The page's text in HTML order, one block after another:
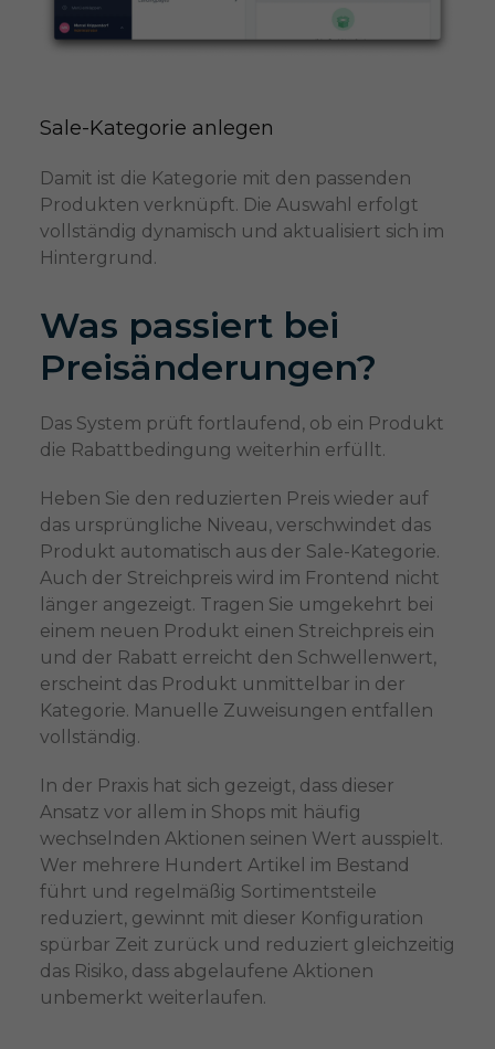
Sale-Kategorie anlegen
Damit ist die Kategorie mit den passenden
Produkten verknüpft. Die Auswahl erfolgt
vollständig dynamisch und aktualisiert sich im
Hintergrund.
Was passiert bei
Preisänderungen?
Das System prüft fortlaufend, ob ein Produkt
die Rabattbedingung weiterhin erfüllt.
Heben Sie den reduzierten Preis wieder auf
das ursprüngliche Niveau, verschwindet das
Produkt automatisch aus der Sale-Kategorie.
Auch der Streichpreis wird im Frontend nicht
länger angezeigt. Tragen Sie umgekehrt bei
einem neuen Produkt einen Streichpreis ein
und der Rabatt erreicht den Schwellenwert,
erscheint das Produkt unmittelbar in der
Kategorie. Manuelle Zuweisungen entfallen
vollständig.
In der Praxis hat sich gezeigt, dass dieser
Ansatz vor allem in Shops mit häufig
wechselnden Aktionen seinen Wert ausspielt.
Wer mehrere Hundert Artikel im Bestand
führt und regelmäßig Sortimentsteile
reduziert, gewinnt mit dieser Konfiguration
spürbar Zeit zurück und reduziert gleichzeitig
das Risiko, dass abgelaufene Aktionen
unbemerkt weiterlaufen.